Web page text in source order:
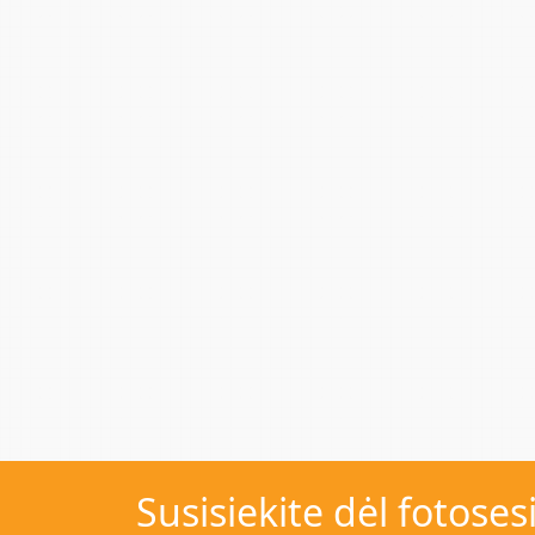
Susisiekite dėl